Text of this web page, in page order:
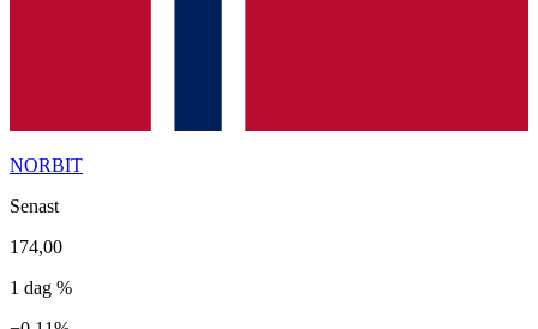
NORBIT
Senast
174,00
1 dag %